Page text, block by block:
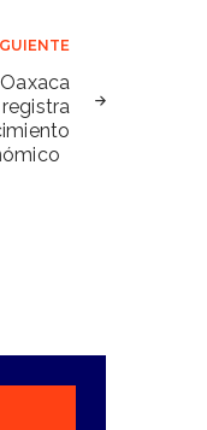
Oaxaca
registra